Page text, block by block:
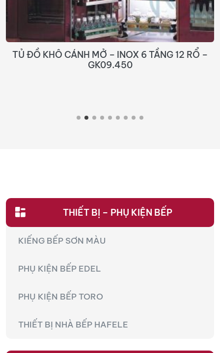
TỦ ĐỒ KHÔ CÁNH MỞ – INOX 6 TẦNG 12 RỔ –
GK09.450
THIẾT BỊ – PHỤ KIỆN BẾP
KIẾNG BẾP SƠN MÀU
PHỤ KIỆN BẾP EDEL
PHỤ KIỆN BẾP TORO
THIẾT BỊ NHÀ BẾP HAFELE